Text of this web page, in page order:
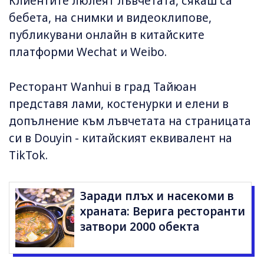
бебета, на снимки и видеоклипове,
публикувани онлайн в китайските
платформи Wechat и Weibo.
Ресторант Wanhui в град Тайюан
представя лами, костенурки и елени в
допълнение към лъвчетата на страницата
си в Douyin - китайският еквивалент на
TikTok.
Заради плъх и насекоми в
храната: Верига ресторанти
затвори 2000 обекта